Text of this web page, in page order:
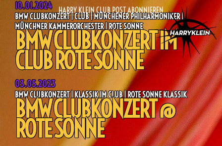
HARRY KLEIN CLUB POST ABONNIEREN
10.01.2024
BMW CLUBKONZERT | CLUB | MÜNCHENER PHILHARMONIKER |
MÜNCHNER KAMMERORCHESTER | ROTE SONNE
BMW CLUBKONZERT IM
CLUB ROTE SONNE
03.05.2023
BMW CLUBKONZERT | KLASSIK IM CLUB | ROTE SONNE KLASSIK
BMW CLUBKONZERT @
ROTE SONNE